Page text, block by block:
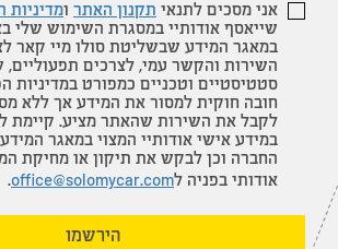
אני מסכים לתנאי תקנון האתר ומדיניות
שייאסף אודותיי במסגרת השימוש שלי
במאגר המידע שבשליטת סולו מיי קאר
השירות והקשר עמי, לצרכים תפעוליים,
סטטיסטיים וטכניים כמפורט במדיניות
חובה חוקית למסור את המידע אך ללא
לקבל את השירות שהאתר מציע. קיימת
במידע אישי אודותיי המצוי במאגר
החברה וכן לבקש את תיקון או מחיקת
אודותי בפניה לoffice@solomycar.com
.
הירשמו